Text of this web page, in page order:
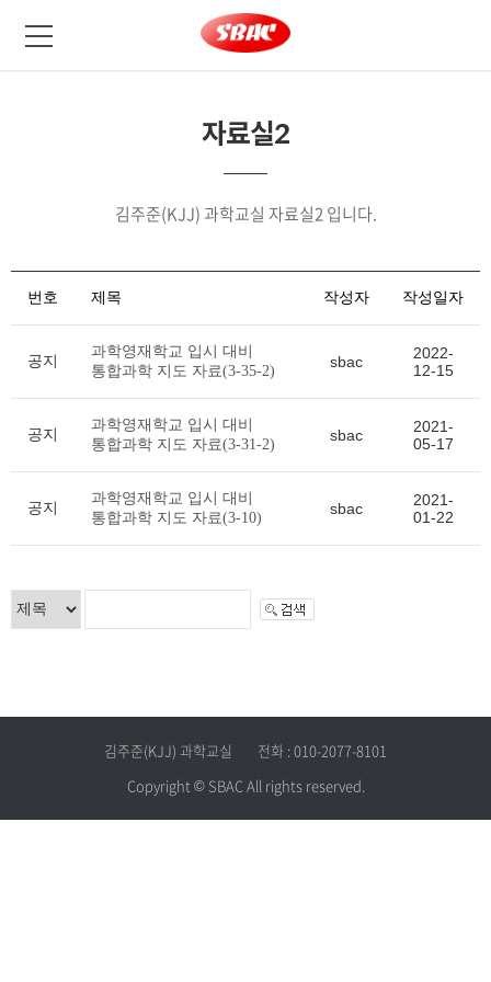
자료실2
김주준(KJJ) 과학교실 자료실2 입니다.
번호 제목 작성자 작성일자
공지
과학영재학교 입시 대비
통합과학 지도 자료(3-35-2)
sbac
2022-
12-15
공지
과학영재학교 입시 대비
통합과학 지도 자료(3-31-2)
sbac
2021-
05-17
공지
과학영재학교 입시 대비
통합과학 지도 자료(3-10)
sbac
2021-
01-22
김주준(KJJ) 과학교실
전화 : 010-2077-8101
Copyright © SBAC All rights reserved.